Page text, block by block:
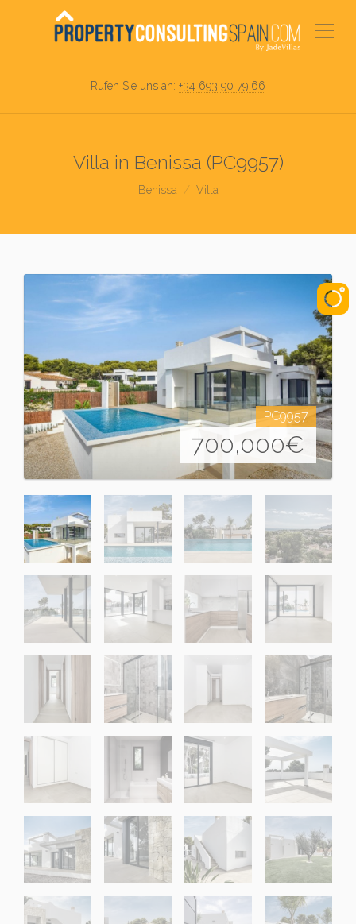
Rufen Sie uns an: +34 693 90 79 66
Villa in Benissa (PC9957)
Benissa Villa
PC9957
700,000€